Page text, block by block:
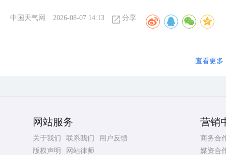
中国天气网 2026-08-07 14:13 分享
查看更多
网站服务
关于我们 联系我们
用户反馈
版权声明
网站律师
营销
商务合
媒资合